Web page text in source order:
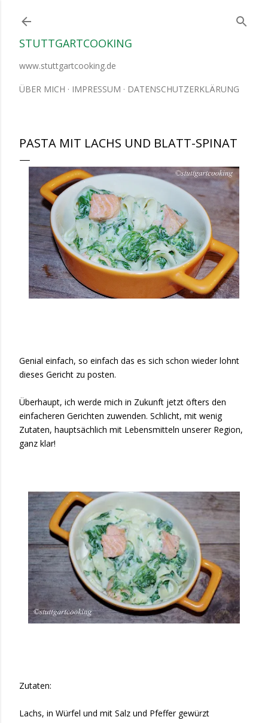
STUTTGARTCOOKING
www.stuttgartcooking.de
ÜBER MICH IMPRESSUM DATENSCHUTZERKLÄRUNG
PASTA MIT LACHS UND BLATT-SPINAT
Genial einfach, so einfach das es sich schon wieder lohnt
dieses Gericht zu posten.
Überhaupt, ich werde mich in Zukunft jetzt öfters den
einfacheren Gerichten zuwenden. Schlicht, mit wenig
Zutaten, hauptsächlich mit Lebensmitteln unserer Region,
ganz klar!
Zutaten:
Lachs, in Würfel und mit Salz und Pfeffer gewürzt